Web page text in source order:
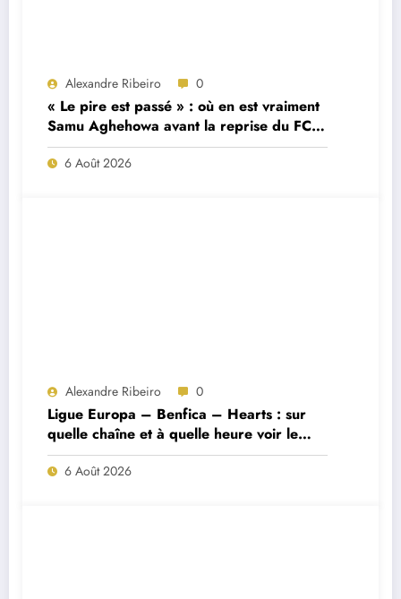
Alexandre Ribeiro 0
« Le pire est passé » : où en est vraiment
Samu Aghehowa avant la reprise du FC
Porto ?
6 Août 2026
Alexandre Ribeiro 0
Ligue Europa – Benfica – Hearts : sur
quelle chaîne et à quelle heure voir le
match ?
6 Août 2026